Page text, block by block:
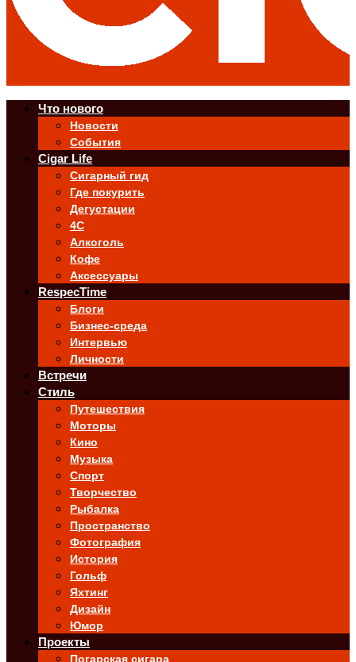
Что нового
Новости
События
Cigar Life
Сигарный гид
Где покурить
Дегустации
4C
Алкоголь
Кофе
Аксессуары
RespecTime
Блоги
Бизнес-среда
Интервью
Личности
Встречи
Стиль
Путешествия
Моторы
Кино
Музыка
Спорт
Творчество
Рыбалка
Пространство
Фотография
История
Гольф
Яхтинг
Дизайн
Юмор
Проекты
Погарская сигара